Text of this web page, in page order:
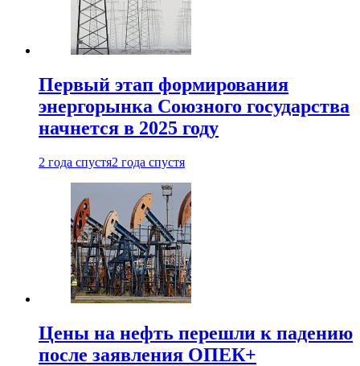
Первый этап формирования
энергорынка Союзного государства
начнется в 2025 году
2 года спустя2 года спустя
Цены на нефть перешли к падению
после заявления ОПЕК+